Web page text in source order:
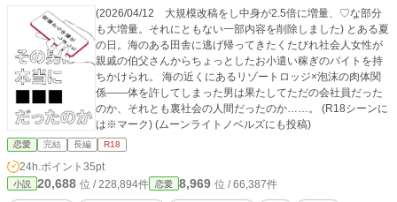
(2026/04/12 大規模改稿をし中身が2.5倍に増量、♡な部分
も大増量。それにともない一部内容を削除しました) とある夏
の日。海のある田舎に逃げ帰ってきたくたびれ社会人女性が
親戚の伯父さんからちょっとしたお小遣い稼ぎのバイトを持
ちかけられ。 海の近くにあるリゾートロッジ×泡沫の肉体関
係――体を許してしまった男は果たしてただの会社員だった
のか、それとも裏社会の人間だったのか……。 (R18シーンに
は※マーク) (ムーンライトノベルズにも投稿)
恋愛 完結 長編 R18
24h.ポイント 35pt
小説 20,688 位 / 228,894件 恋愛 8,969 位 / 66,387件